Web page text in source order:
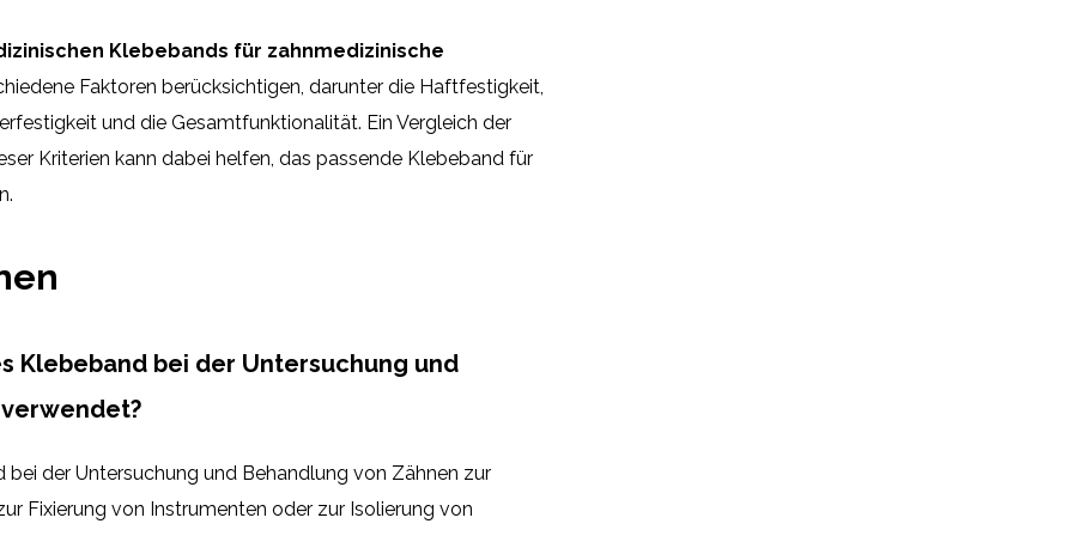
Klebebands für zahnmedizinische
Faktoren berücksichtigen, darunter die Haftfestigkeit,
und die Gesamtfunktionalität. Ein Vergleich der
Kriterien kann dabei helfen, das passende Klebeband für
Klebeband bei der Untersuchung und
bei der Untersuchung und Behandlung von Zähnen zur
Fixierung von Instrumenten oder zur Isolierung von